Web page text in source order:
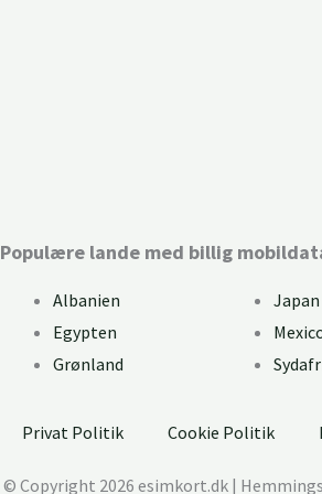
Populære lande med billig
Albanien
Egypten
Grønland
Japan
Privat Politik Cookie Politik
© Copyright 2026 esimkort.dk |